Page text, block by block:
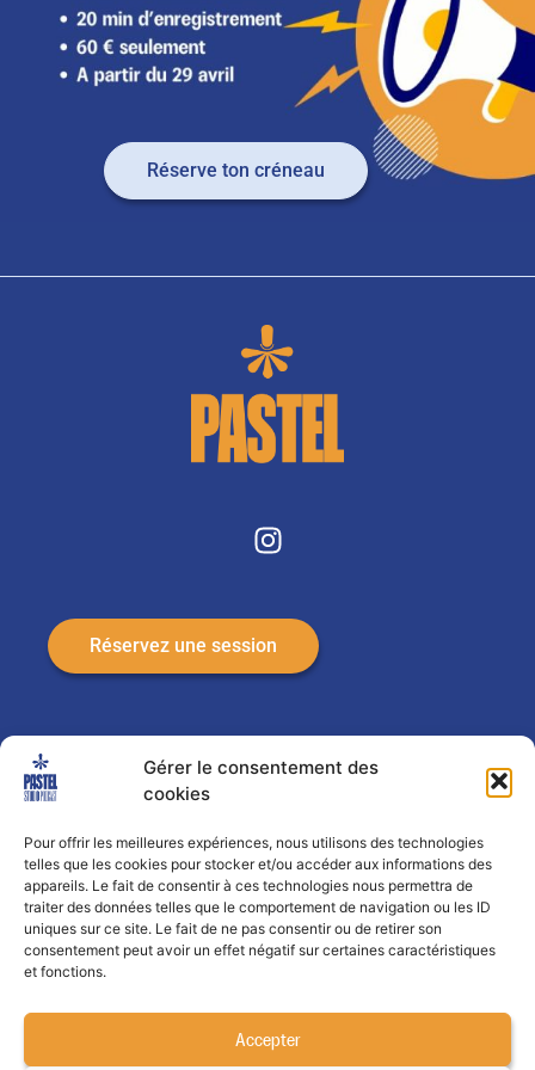
Gérer le consentement des
cookies
Pour offrir les meilleures expériences, nous utilisons des technologies
telles que les cookies pour stocker et/ou accéder aux informations des
appareils. Le fait de consentir à ces technologies nous permettra de
traiter des données telles que le comportement de navigation ou les ID
uniques sur ce site. Le fait de ne pas consentir ou de retirer son
consentement peut avoir un effet négatif sur certaines caractéristiques
et fonctions.
Accepter
Réserve ton créneau
Réservez une session
FAQ
CGV
Mentions légales
Contact